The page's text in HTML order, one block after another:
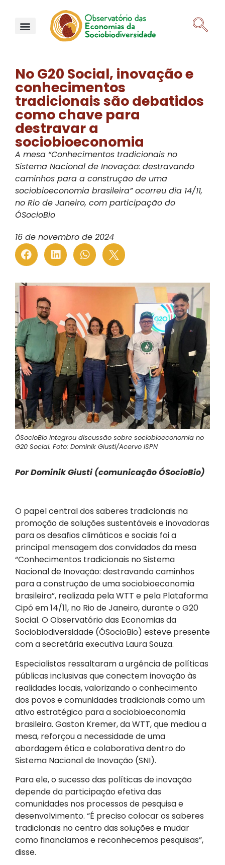
No G20 Social, inovação e
conhecimentos
tradicionais são debatidos
como chave para
destravar a
sociobioeconomia
A mesa “Conhecimentos tradicionais no
Sistema Nacional de Inovação: destravando
caminhos para a construção de uma
sociobioeconomia brasileira” ocorreu dia 14/11,
no Rio de Janeiro, com participação do
ÓSocioBio
16 de novembro de 2024
ÓSocioBio integrou discussão sobre sociobioeconomia no
G20 Social. Foto: Dominik Giusti/Acervo ISPN
Por Dominik Giusti (comunicação ÓSocioBio)
O papel central dos saberes tradicionais na
promoção de soluções sustentáveis e inovadoras
para os desafios climáticos e sociais foi a
principal mensagem dos convidados da mesa
“Conhecimentos tradicionais no Sistema
Nacional de Inovação: destravando caminhos
para a construção de uma sociobioeconomia
brasileira”, realizada pela WTT e pela Plataforma
Cipó em 14/11, no Rio de Janeiro, durante o G20
Social. O Observatório das Economias da
Sociobiodiversidade (ÓSocioBio) esteve presente
com a secretária executiva Laura Souza.
Especialistas ressaltaram a urgência de políticas
públicas inclusivas que conectem inovação às
realidades locais, valorizando o conhecimento
dos povos e comunidades tradicionais como um
ativo estratégico para a sociobioeconomia
brasileira. Gaston Kremer, da WTT, que mediou a
mesa, reforçou a necessidade de uma
abordagem ética e colaborativa dentro do
Sistema Nacional de Inovação (SNI).
Para ele, o sucesso das políticas de inovação
depende da participação efetiva das
comunidades nos processos de pesquisa e
desenvolvimento. “É preciso colocar os saberes
tradicionais no centro das soluções e mudar
como financiamos e reconhecemos pesquisas”,
disse.